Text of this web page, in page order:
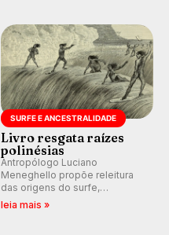
km/h em Itanhaém.
SURFE E ANCESTRALIDADE
Livro resgata raízes
polinésias
Antropólogo Luciano
Meneghello propõe releitura
das origens do surfe,
resgatando a cultura polinésia
leia mais »